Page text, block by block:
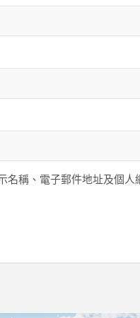
名稱、電子郵件地址及個人